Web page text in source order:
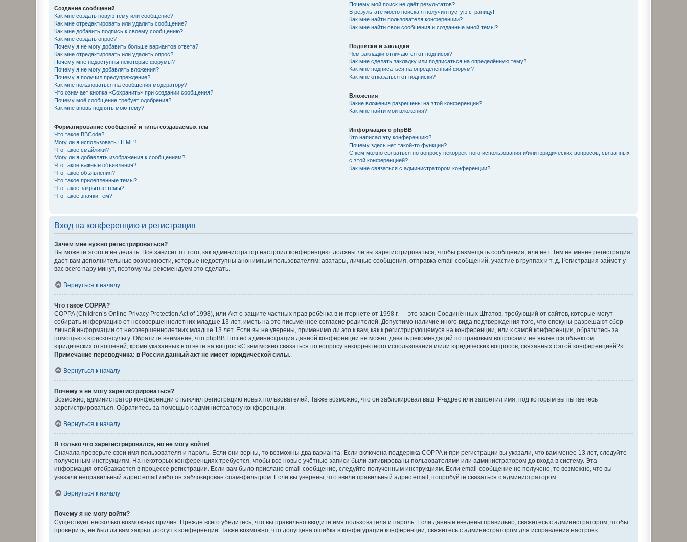
Создание сообщений
Как мне создать новую тему или сообщение?
Как мне отредактировать или удалить сообщение?
Как мне добавить подпись к своему сообщению?
Как мне создать опрос?
Почему я не могу добавить больше вариантов ответа?
Как мне отредактировать или удалить опрос?
Почему мне недоступны некоторые форумы?
Почему я не могу добавлять вложения?
Почему я получил предупреждение?
Как мне пожаловаться на сообщения модератору?
Что означает кнопка «Сохранить» при создании сообщения?
Почему моё сообщение требует одобрения?
Как мне вновь поднять мою тему?
Форматирование сообщений и типы создаваемых тем
Что такое BBCode?
Могу ли я использовать HTML?
Что такое смайлики?
Могу ли я добавлять изображения к сообщениям?
Что такое важные объявления?
Что такое объявления?
Что такое прилепленные темы?
Что такое закрытые темы?
Что такое значки тем?
Почему мой поиск не даёт результатов?
В результате моего поиска я получил пустую страницу!
Как мне найти пользователя конференции?
Как мне найти свои сообщения и созданные мной темы?
Подписки и закладки
Чем закладки отличаются от подписок?
Как мне сделать закладку или подписаться на определённую тему?
Как мне подписаться на определённый форум?
Как мне отказаться от подписки?
Вложения
Какие вложения разрешены на этой конференции?
Как мне найти мои вложения?
Информация о phpBB
Кто написал эту конференцию?
Почему здесь нет такой-то функции?
С кем можно связаться по вопросу некорректного использования и/или юридических вопросов, связанных
с этой конференцией?
Как мне связаться с администратором конференции?
Вход на конференцию и регистрация
Зачем мне нужно регистрироваться?
Вы можете этого и не делать. Всё зависит от того, как администратор настроил конференцию: должны ли вы зарегистрироваться, чтобы размещать сообщения, или нет. Тем не менее регистрация
даёт вам дополнительные возможности, которые недоступны анонимным пользователям: аватары, личные сообщения, отправка email-сообщений, участие в группах и т. д. Регистрация займёт у
вас всего пару минут, поэтому мы рекомендуем это сделать.
Вернуться к началу
Что такое COPPA?
COPPA (Children’s Online Privacy Protection Act of 1998), или Акт о защите частных прав ребёнка в интернете от 1998 г. — это закон Соединённых Штатов, требующий от сайтов, которые могут
собирать информацию от несовершеннолетних младше 13 лет, иметь на это письменное согласие родителей. Допустимо наличие иного вида подтверждения того, что опекуны разрешают сбор
личной информации от несовершеннолетних младше 13 лет. Если вы не уверены, применимо ли это к вам, как к регистрирующемуся на конференции, или к самой конференции, обратитесь за
помощью к юрисконсульту. Обратите внимание, что phpBB Limited администрация данной конференции не может давать рекомендаций по правовым вопросам и не является объектом
юридических отношений, кроме указанных в ответе на вопрос «С кем можно связаться по вопросу некорректного использования и/или юридических вопросов, связанных с этой конференцией?».
Примечание переводчика: в России данный акт не имеет юридической силы.
Вернуться к началу
Почему я не могу зарегистрироваться?
Возможно, администратор конференции отключил регистрацию новых пользователей. Также возможно, что он заблокировал ваш IP-адрес или запретил имя, под которым вы пытаетесь
зарегистрироваться. Обратитесь за помощью к администратору конференции.
Вернуться к началу
Я только что зарегистрировался, но не могу войти!
Сначала проверьте свои имя пользователя и пароль. Если они верны, то возможны два варианта. Если включена поддержка COPPA и при регистрации вы указали, что вам менее 13 лет, следуйте
полученным инструкциям. На некоторых конференциях требуется, чтобы все новые учётные записи были активированы пользователями или администратором до входа в систему. Эта
информация отображается в процессе регистрации. Если вам было прислано email-сообщение, следуйте полученным инструкциям. Если email-сообщение не получено, то возможно, что вы
указали неправильный адрес email либо он заблокирован спам-фильтром. Если вы уверены, что ввели правильный адрес email, попробуйте связаться с администратором.
Вернуться к началу
Почему я не могу войти?
Существует несколько возможных причин. Прежде всего убедитесь, что вы правильно вводите имя пользователя и пароль. Если данные введены правильно, свяжитесь с администратором, чтобы
проверить, не был ли вам закрыт доступ к конференции. Также возможно, что допущена ошибка в конфигурации конференции, свяжитесь с администратором для исправления настроек.